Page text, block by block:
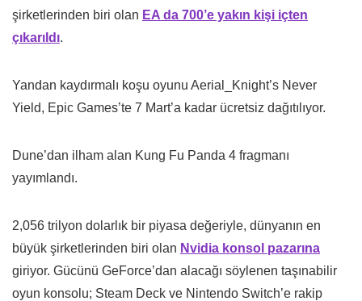
şirketlerinden biri olan EA da 700’e yakın kişi içten
çıkarıldı.
Yandan kaydırmalı koşu oyunu Aerial_Knight’s Never
Yield, Epic Games’te 7 Mart’a kadar ücretsiz dağıtılıyor.
Dune’dan ilham alan Kung Fu Panda 4 fragmanı
yayımlandı.
2,056 trilyon dolarlık bir piyasa değeriyle, dünyanın en
büyük şirketlerinden biri olan Nvidia konsol pazarına
giriyor. Gücünü GeForce’dan alacağı söylenen taşınabilir
oyun konsolu; Steam Deck ve Nintendo Switch’e rakip